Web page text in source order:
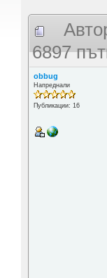
6897
obbug
Напреднали
Публикации: 16